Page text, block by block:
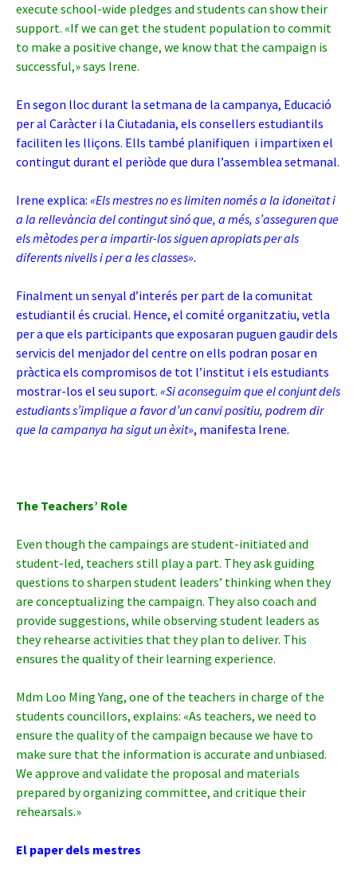
execute school-wide pledges and students can show their
support. «If we can get the student population to commit
to make a positive change, we know that the campaign is
successful,» says Irene.
En segon lloc durant la setmana de la campanya, Educació
per al Caràcter i la Ciutadania, els consellers estudiantils
faciliten les lliçons. Ells també planifiquen i impartixen el
contingut durant el periòde que dura l’assemblea setmanal.
Irene explica: «Els mestres no es limiten només a la idoneïtat i
a la rellevància del contingut sinó que, a més, s’asseguren que
els mètodes per a impartir-los siguen apropiats per als
diferents nivells i per a les classes».
Finalment un senyal d’interés per part de la comunitat
estudiantil és crucial. Hence, el comité organitzatiu, vetla
per a que els participants que exposaran puguen gaudir dels
servicis del menjador del centre on ells podran posar en
pràctica els compromisos de tot l’institut i els estudiants
mostrar-los el seu suport. «Si aconseguim que el conjunt dels
estudiants s’implique a favor d’un canvi positiu, podrem dir
que la campanya ha sigut un èxit», manifesta Irene.
The Teachers’ Role
Even though the campaings are student-initiated and
student-led, teachers still play a part. They ask guiding
questions to sharpen student leaders’ thinking when they
are conceptualizing the campaign. They also coach and
provide suggestions, while observing student leaders as
they rehearse activities that they plan to deliver. This
ensures the quality of their learning experience.
Mdm Loo Ming Yang, one of the teachers in charge of the
students councillors, explains: «As teachers, we need to
ensure the quality of the campaign because we have to
make sure that the information is accurate and unbiased.
We approve and validate the proposal and materials
prepared by organizing committee, and critique their
rehearsals.»
El paper dels mestres